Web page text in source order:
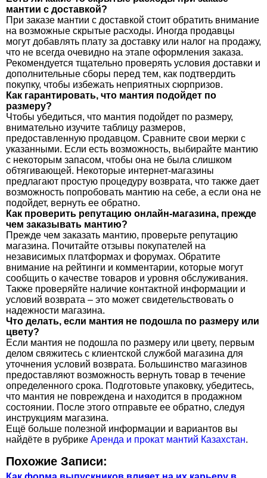
мантии с доставкой?
При заказе мантии с доставкой стоит обратить внимание
на возможные скрытые расходы. Иногда продавцы
могут добавлять плату за доставку или налог на продажу,
что не всегда очевидно на этапе оформления заказа.
Рекомендуется тщательно проверять условия доставки и
дополнительные сборы перед тем, как подтвердить
покупку, чтобы избежать неприятных сюрпризов.
Как гарантировать, что мантия подойдет по
размеру?
Чтобы убедиться, что мантия подойдет по размеру,
внимательно изучите таблицу размеров,
предоставленную продавцом. Сравните свои мерки с
указанными. Если есть возможность, выбирайте мантию
с некоторым запасом, чтобы она не была слишком
обтягивающей. Некоторые интернет-магазины
предлагают простую процедуру возврата, что также дает
возможность попробовать мантию на себе, а если она не
подойдет, вернуть ее обратно.
Как проверить репутацию онлайн-магазина, прежде
чем заказывать мантию?
Прежде чем заказать мантию, проверьте репутацию
магазина. Почитайте отзывы покупателей на
независимых платформах и форумах. Обратите
внимание на рейтинги и комментарии, которые могут
сообщить о качестве товаров и уровня обслуживания.
Также проверяйте наличие контактной информации и
условий возврата – это может свидетельствовать о
надежности магазина.
Что делать, если мантия не подошла по размеру или
цвету?
Если мантия не подошла по размеру или цвету, первым
делом свяжитесь с клиентской службой магазина для
уточнения условий возврата. Большинство магазинов
предоставляют возможность вернуть товар в течение
определенного срока. Подготовьте упаковку, убедитесь,
что мантия не повреждена и находится в продажном
состоянии. После этого отправьте ее обратно, следуя
инструкциям магазина.
Ещё больше полезной информации и вариантов вы
найдёте в рубрике Аренда и прокат мантий Казахстан.
Похожие Записи: